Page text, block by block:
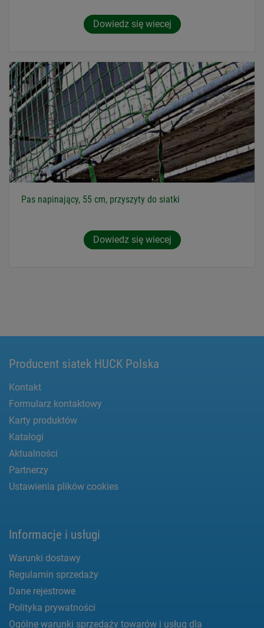
Dowiedz się wiecej
Pas napinający, 55 cm, przyszyty do siatki
Dowiedz się wiecej
Producent siatek HUCK Polska
Kontakt
Formularz kontaktowy
Karty produktów
Katalogi
Aktualności
Partnerzy
Ustawienia plików cookies
Informacje i usługi
Warunki dostawy
Regulamin sprzedaży
Dane rejestrowe
Polityka prywatności
Ogólne warunki sprzedaży towarów i usług dla